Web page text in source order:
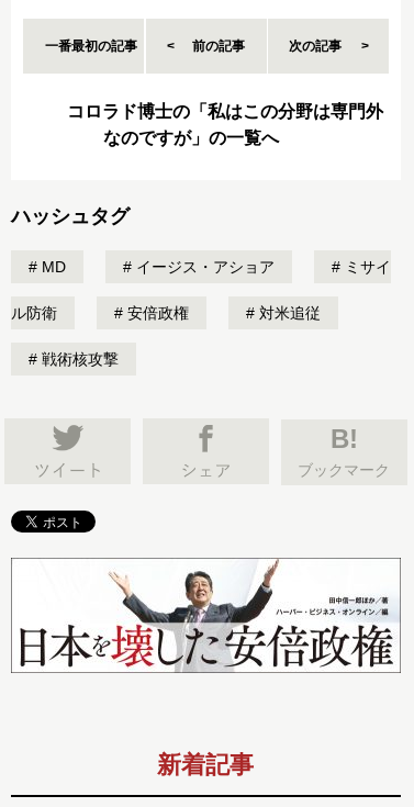
一番最初の記事 前の記事 次の記事
コロラド博士の「私はこの分野は専門外
なのですが」の一覧へ
ハッシュタグ
MD イージス・アショア ミサイ
ル防衛 安倍政権 対米追従
戦術核攻撃
B!
ブックマーク
新着記事